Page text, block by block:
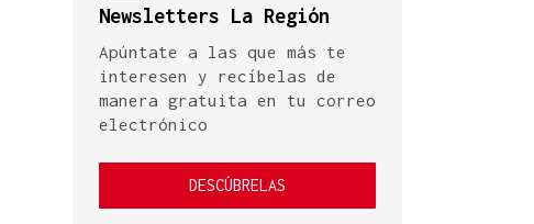
Newsletters La Región
Apúntate a las que más te
interesen y recíbelas de
manera gratuita en tu correo
electrónico
DESCÚBRELAS